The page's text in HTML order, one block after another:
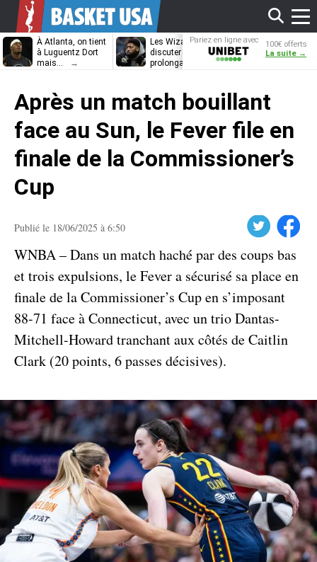
À Atlanta, on tient
à Luguentz Dort
mais…
Les Wizards vont
discuter
prolongation avec
Dennis
découvrira-t-il
Pariez en ligne avec
Unibet
100€ offerts
La suite →
Après un match bouillant
face au Sun, le Fever file en
finale de la Commissioner’s
Cup
Publié le 18/06/2025 à 6:50 Facebook
WNBA – Dans un match haché par des coups bas
et trois expulsions, le Fever a sécurisé sa place en
finale de la Commissioner’s Cup en s’imposant
88-71 face à Connecticut, avec un trio Dantas-
Mitchell-Howard tranchant aux côtés de Caitlin
Clark (20 points, 6 passes décisives).